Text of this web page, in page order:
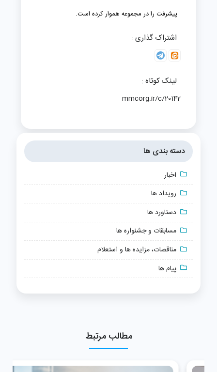
پیشرفت را در مجموعه هموار کرده است.
اشتراک گذاری :
لینک کوتاه :
mmcorg.ir/c/20142
دسته بندی ها
اخبار
رویداد ها
دستاورد ها
مسابقات و جشنواره ها
مناقصات، مزایده ها و استعلام
پیام ها
مطالب مرتبط